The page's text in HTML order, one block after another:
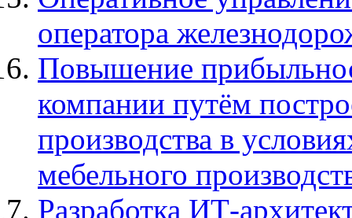
оператора
Повышение
компании путём
производства в
мебельного
Разработка ИТ-